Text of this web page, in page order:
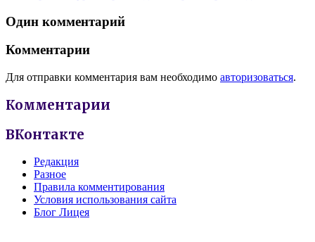
Один комментарий
Комментарии
Для отправки комментария вам необходимо авторизоваться.
Комментарии
ВКонтакте
Редакция
Разное
Правила комментирования
Условия использования сайта
Блог Лицея